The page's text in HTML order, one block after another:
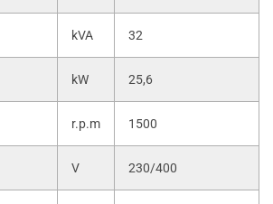
kVA 32
kW 25,6
r.p.m 1500
V 230/400